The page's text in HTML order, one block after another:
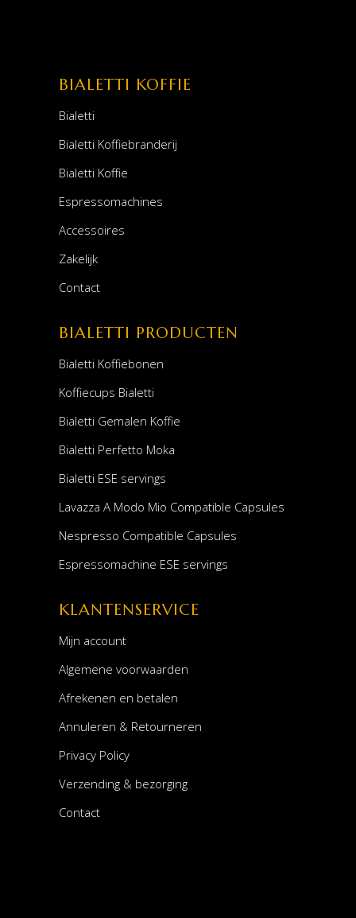
BIALETTI KOFFIE
Bialetti
Bialetti Koffiebranderij
Bialetti Koffie
Espressomachines
Accessoires
Zakelijk
Contact
BIALETTI PRODUCTEN
Bialetti Koffiebonen
Koffiecups Bialetti
Bialetti Gemalen Koffie
Bialetti Perfetto Moka
Bialetti ESE servings
Lavazza A Modo Mio Compatible Capsules
Nespresso Compatible Capsules
Espressomachine ESE servings
KLANTENSERVICE
Mijn account
Algemene voorwaarden
Afrekenen en betalen
Annuleren & Retourneren
Privacy Policy
Verzending & bezorging
Contact